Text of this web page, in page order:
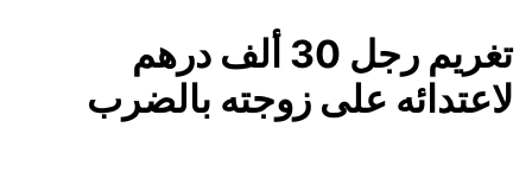
تغريم رجل 30 ألف درهم
لاعتدائه على زوجته بالضرب